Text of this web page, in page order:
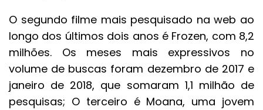
O segundo filme mais pesquisado na web ao
longo dos últimos dois anos é Frozen, com 8,2
milhões. Os meses mais expressivos no
volume de buscas foram dezembro de 2017 e
janeiro de 2018, que somaram 1,1 milhão de
pesquisas; O terceiro é Moana, uma jovem